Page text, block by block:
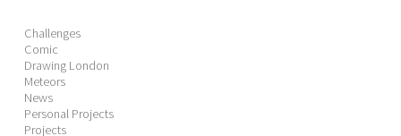
Challenges
Comic
Drawing London
Meteors
News
Personal Projects
Projects